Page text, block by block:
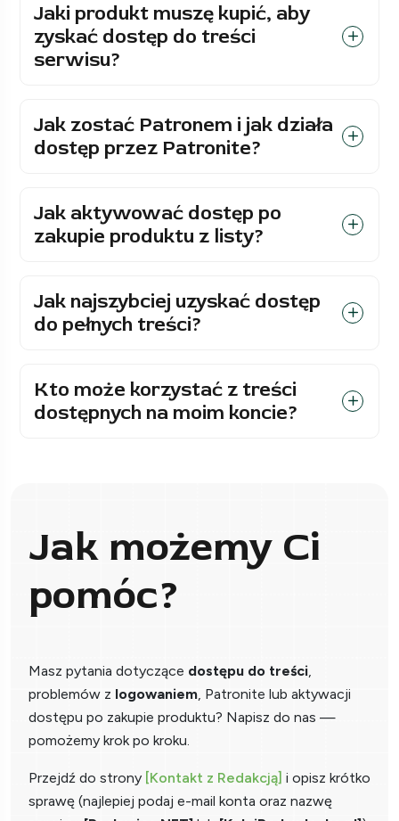
Jaki produkt muszę kupić, aby
zyskać dostęp do treści
serwisu?
Jak zostać Patronem i jak działa
dostęp przez Patronite?
Jak aktywować dostęp po
zakupie produktu z listy?
Jak najszybciej uzyskać dostęp
do pełnych treści?
Kto może korzystać z treści
dostępnych na moim koncie?
Jak możemy Ci
pomóc?
Masz pytania dotyczące dostępu do treści,
problemów z logowaniem, Patronite lub aktywacji
dostępu po zakupie produktu? Napisz do nas —
pomożemy krok po kroku.
Przejdź do strony [Kontakt z Redakcją] i opisz krótko
sprawę (najlepiej podaj e-mail konta oraz nazwę